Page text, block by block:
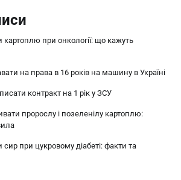
картоплю при онкології: що кажуть
на права в 16 років на машину в Україні
контракт на 1 рік у ЗСУ
пророслу і позеленілу картоплю:
при цукровому діабеті: факти та